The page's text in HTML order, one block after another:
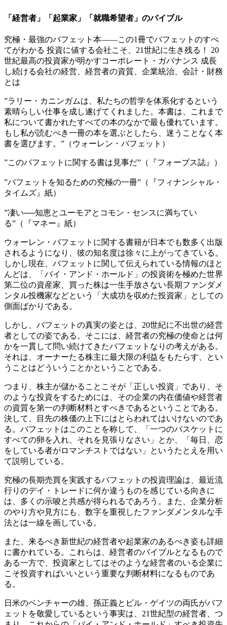
「経営者」「起業家」「就職希望者」のバイブル
究極・最強のバフェット本――この1冊でバフェットのすべ
てがわかる 投資に値する会社こそ、21世紀に生き残る！ 20
世紀最高の投資家が明かすコーポレート・ガバナンス 成長
し続ける会社の経営、経営者の資質、企業統治、会計・財務
とは
”ラリー・カニンガムは、私たちの哲学を体系化するという
素晴らしい仕事を成し遂げてくれました。本書は、これまで
私について書かれたすべての本のなかで最も優れています。
もし私が読むべき一冊の本を選ぶとしたら、迷うことなく本
書を選びます。”（ウォーレン・バフェット）
”このバフェットに関する書は見事だ”（『フォーブス誌』）
”バフェットを知るための究極の一冊”（『フィナンシャル・
タイムズ』紙）
”凄い──知恵とユーモアとコモン・センスに満ちてい
る”（『マネー』紙）
ウォーレン・バフェットに関する書籍が日本でも数多く出版
されるようになり、彼の知名度は徐々に上がってきている。
しかし現在、バフェットに関して伝えられている情報のほと
んどは、「バイ・アンド・ホールド」の投資術を極めた世界
第二位の資産家、買った株は一生手放さない長期ファンダメ
ンタル投機家などという「大成功を収めた投資家」としての
側面ばかりである。
しかし、バフェットの真実の姿とは、20世紀に不出世の経営
者としての姿である。そこには、経営者の究極の使命とは何
かを一貫して問い続けてきたバフェットなりの考えがある。
それは、オーナーたる株主に最大限の利益をもたらす、とい
うことはどういうことかということである。
つまり、株主が儲かることこそが「正しい投資」であり、そ
のような投資をするためには、その企業の内在価値や経営者
の資質を第一の判断材料とすべきであるということである。
決して、目先の株価の上下にはとらわれてはいけないのであ
る。バフェットはこのことを称して、「一つのバスケットに
すべての卵を入れ、それを見張りなさい」とか、「毎日、恋
をしている者がロマンチストではない」というたとえを用い
て説明している。
究極の長期売買を実践するバフェットの投資理論は、最近流
行りのデイ・トレードに何か違うものを感じている向きに
は、多くの示唆と共感が得られるであろう。また、企業分析
のやり方や見方にも、数字を重視したファンダメンタルな手
法とは一線を画している。
また、来るべき新世紀の経営者や起業家のあるべき姿も詳細
に書かれている。これらは、経営者のバイブルとなるもので
ある一方で、投資家としてはそのような経営者のいる企業に
こそ投資すればいいという重要な判断材料になるものであ
る。
日米のベンチャーの雄、孫正義とビル・ゲイツの両氏がバフ
ェットを敬愛しているという事実は、21世紀型の経営者、つ